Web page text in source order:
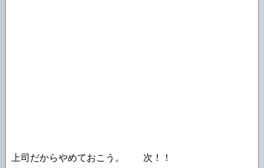
上司だからやめておこう。 次！！